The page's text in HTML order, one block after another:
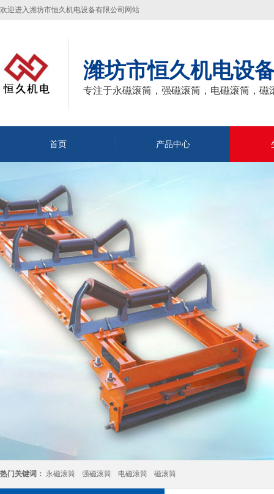
欢迎进入潍坊市恒久机电设备有限公司网站
潍坊市恒久机电设
专注于永磁滚筒，强磁滚筒，电磁滚筒，磁
首页 产品中心
热门关键词： 永磁滚筒 强磁滚筒 电磁滚筒 磁滚筒